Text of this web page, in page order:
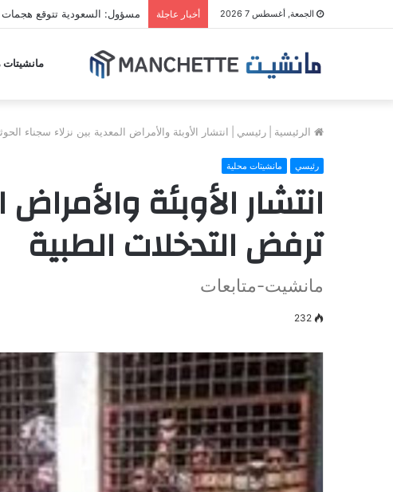
الجمعة, أغسطس 7 2026 أخبار عاجلة مسؤول: السعودية تتوقع هجمات
مانشيتات
الرئيسية رئيسي انتشار الأوبئة والأمراض المعدية بين نزلاء سجناء
رئيسي مانشيتات محلية
انتشار الأوبئة
ترفض التدخلات الطبية
مانشيت-متابعات
232